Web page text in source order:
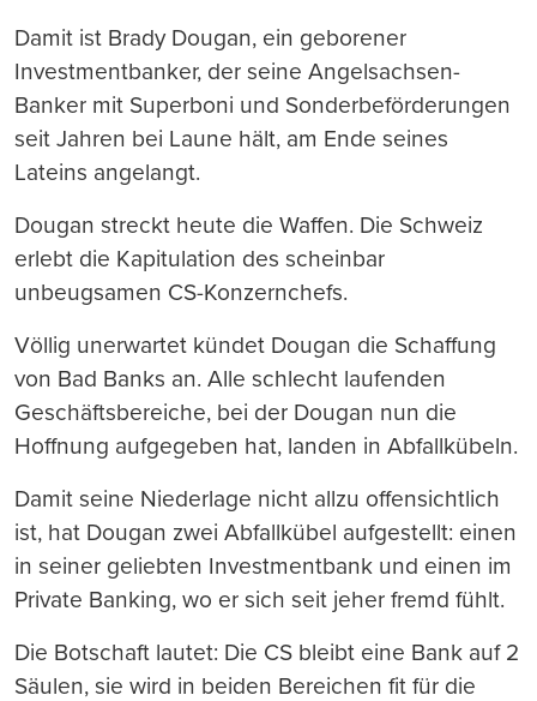
Damit ist Brady Dougan, ein geborener
Investmentbanker, der seine Angelsachsen-
Banker mit Superboni und Sonderbeförderungen
seit Jahren bei Laune hält, am Ende seines
Lateins angelangt.
Dougan streckt heute die Waffen. Die Schweiz
erlebt die Kapitulation des scheinbar
unbeugsamen CS-Konzernchefs.
Völlig unerwartet kündet Dougan die Schaffung
von Bad Banks an. Alle schlecht laufenden
Geschäftsbereiche, bei der Dougan nun die
Hoffnung aufgegeben hat, landen in Abfallkübeln.
Damit seine Niederlage nicht allzu offensichtlich
ist, hat Dougan zwei Abfallkübel aufgestellt: einen
in seiner geliebten Investmentbank und einen im
Private Banking, wo er sich seit jeher fremd fühlt.
Die Botschaft lautet: Die CS bleibt eine Bank auf 2
Säulen, sie wird in beiden Bereichen fit für die